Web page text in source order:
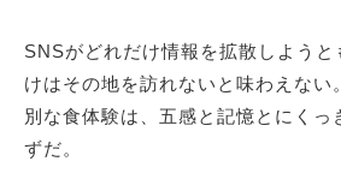
SNSがどれだけ情報を拡散しよう
けはその地を訪れないと味わえない
別な食体験は、五感と記憶とにくっ
ずだ。
ABOUT SITE
サイトマップ